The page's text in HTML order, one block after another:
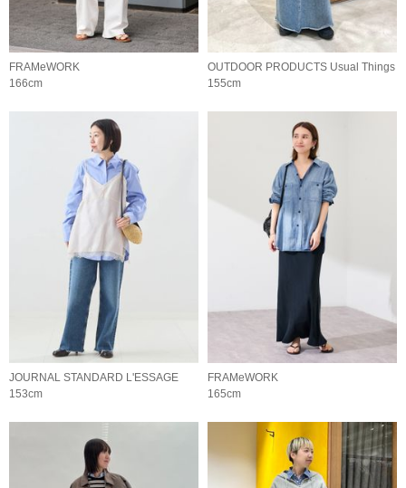
FRAMeWORK
166cm
OUTDOOR PRODUCTS Usual Things
155cm
JOURNAL STANDARD L'ESSAGE
153cm
FRAMeWORK
165cm